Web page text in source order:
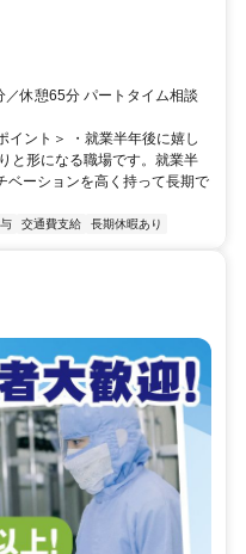
立です
休憩65分 パートタイム相談
イント＞ ・就業半年後に嬉し
と形になる職場です。就業半
ベーションを高く持って長期で
交通費支給 長期休暇あり